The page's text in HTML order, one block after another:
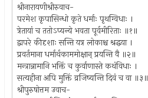
श्रीनारायणीश्रीरुवाच-
परमेश कृपासिन्धो कृते धर्माः पृथग्विधाः ।
त्रेतायां च ततोऽप्यन्ये भवता पूर्वमीरिताः ॥१॥
द्वापरे कीदृशाः सन्ति यत्र लोकाश्च श्रद्धया ।
प्रवर्तमाना धर्मार्थकाममोक्षान् प्रयन्ति वै ॥२॥
मन्त्रान्नामानि भक्तिं च कुर्वाणास्ते कथंविधाः ।
सत्यहीना अपि मुक्तिं व्रजिष्यन्ति दिवं च वा ॥३॥
श्रीपुरुषोत्तम उवाच-